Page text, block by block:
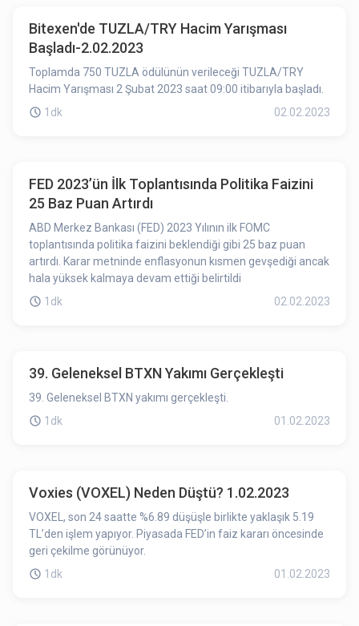
Bitexen'de TUZLA/TRY Hacim Yarışması
Başladı-2.02.2023
Toplamda 750 TUZLA ödülünün verileceği TUZLA/TRY
Hacim Yarışması 2 Şubat 2023 saat 09:00 itibarıyla başladı.
1dk
02.02.2023
FED 2023’ün İlk Toplantısında Politika Faizini
25 Baz Puan Artırdı
ABD Merkez Bankası (FED) 2023 Yılının ilk FOMC
toplantısında politika faizini beklendiği gibi 25 baz puan
artırdı. Karar metninde enflasyonun kısmen gevşediği ancak
hala yüksek kalmaya devam ettiği belirtildi
1dk
02.02.2023
39. Geleneksel BTXN Yakımı Gerçekleşti
39. Geleneksel BTXN yakımı gerçekleşti.
1dk
01.02.2023
Voxies (VOXEL) Neden Düştü? 1.02.2023
VOXEL, son 24 saatte %6.89 düşüşle birlikte yaklaşık 5.19
TL’den işlem yapıyor. Piyasada FED’in faiz kararı öncesinde
geri çekilme görünüyor.
1dk
01.02.2023